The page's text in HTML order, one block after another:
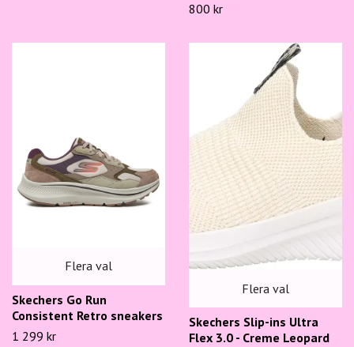
800 kr
Flera val
Skechers Go Run
Consistent Retro sneakers
1 299 kr
Flera val
Skechers Slip-ins Ultra
Flex 3.0 - Creme Leopard